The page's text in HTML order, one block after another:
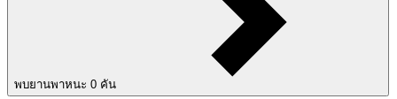
พบยานพาหนะ 0 คัน